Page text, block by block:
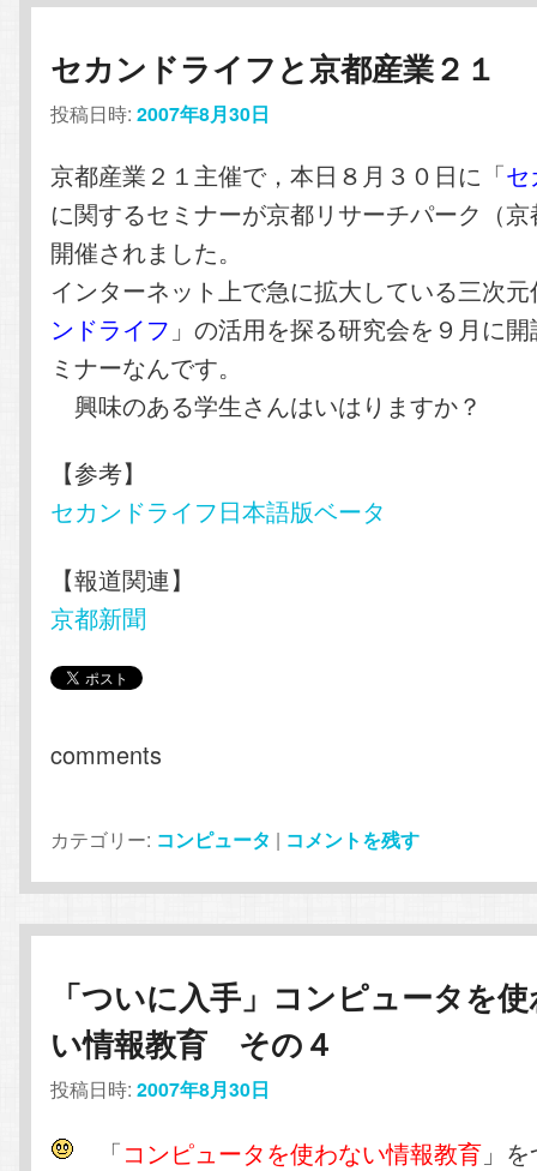
セカンドライフと京都産業２１
投稿日時:2007年8月30日
京都産業２１主催で，本日８月３０日に「
に関するセミナーが京都リサーチパーク（
開催されました。
インターネット上で急に拡大している三次
ンドライフ 」の活用を探る研究会を９月に
ミナーなんです。
興味のある学生さんはいはりますか？
【参考】
セカンドライフ日本語版ベータ
【報道関連】
京都新聞
comments
カテゴリー: コンピュータ | コメントを残す
「ついに入手」コンピュータを
い情報教育 その４
投稿日時:2007年8月30日
「コンピュータを使わない情報教育 」